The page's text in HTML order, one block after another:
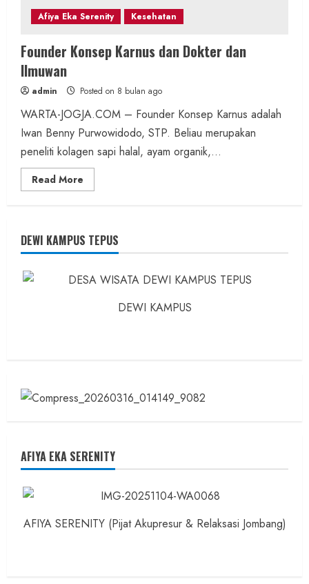
Afiya Eka Serenity Kesehatan
Founder Konsep Karnus dan Dokter dan
Ilmuwan
admin Posted on 8 bulan ago
WARTA-JOGJA.COM – Founder Konsep Karnus adalah
Iwan Benny Purwowidodo, STP. Beliau merupakan
peneliti kolagen sapi halal, ayam organik,...
Read More
more
dan
Dokter
dan
DEWI KAMPUS TEPUS
DEWI KAMPUS
AFIYA EKA SERENITY
AFIYA SERENITY (Pijat Akupresur & Relaksasi Jombang)